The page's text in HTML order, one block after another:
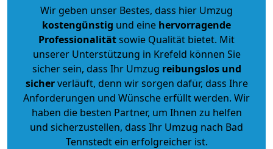
Wir geben unser Bestes, dass hier Umzug
kostengünstig und eine hervorragende
Professionalitätsowie Qualität bietet. Mit
unserer Unterstützung in Krefeld können Sie
sicher sein, dass Ihr Umzug reibungslos und
sicherverläuft, denn wir sorgen dafür, dass Ihre
Anforderungen und Wünsche erfüllt werden. Wir
haben die besten Partner, um Ihnen zu helfen
und sicherzustellen, dass Ihr Umzug nach Bad
Tennstedt ein erfolgreicher ist.